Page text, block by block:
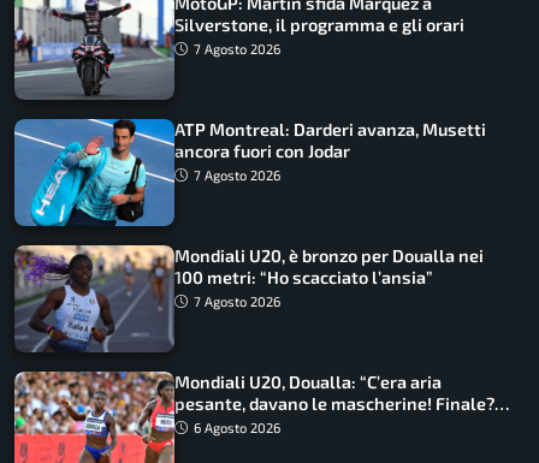
Silverstone, il programma e gli orari
7 Agosto 2026
ATP Montreal: Darderi avanza, Musetti
ancora fuori con Jodar
7 Agosto 2026
Mondiali U20, è bronzo per Doualla nei
100 metri: “Ho scacciato l’ansia”
7 Agosto 2026
Mondiali U20, Doualla: “C’era aria
pesante, davano le mascherine! Finale?
Non ho nulla da perdere”
6 Agosto 2026